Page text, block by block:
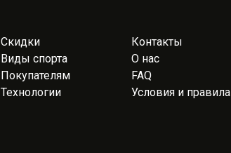
Скидки
Виды спорта
Покупателям
Технологии
Контакты
О нас
FAQ
Условия и правила